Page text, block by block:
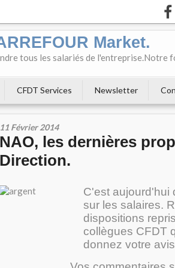
Market.
tous les salariés de l'entreprise.Notre
CFDT Services Newsletter
11 Février 2014
NAO, les dernières
Direction.
C'est aujourd'hui
sur les salaires.
dispositions
collègues CFDT
donnez votre